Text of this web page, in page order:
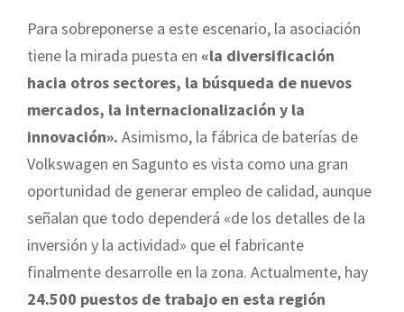
Para sobreponerse a este escenario, la asociación
tiene la mirada puesta en «la diversificación
hacia otros sectores, la búsqueda de nuevos
mercados, la internacionalización y la
innovación». Asimismo, la fábrica de baterías de
Volkswagen en Sagunto es vista como una gran
oportunidad de generar empleo de calidad, aunque
señalan que todo dependerá «de los detalles de la
inversión y la actividad» que el fabricante
finalmente desarrolle en la zona. Actualmente, hay
24.500 puestos de trabajo en esta región